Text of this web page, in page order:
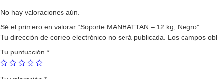
No hay valoraciones aún.
Sé el primero en valorar “Soporte MANHATTAN – 12 kg, Negro”
Tu dirección de correo electrónico no será publicada. Los campos
Tu puntuación *